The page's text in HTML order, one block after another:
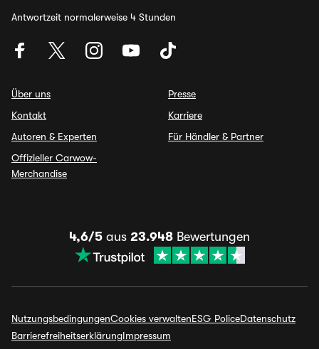
Antwortzeit normalerweise 4 Stunden
Über uns
Kontakt
Autoren & Experten
Offizieller Carwow-
Merchandise
Presse
Karriere
Für Händler & Partner
4,6/5 aus 23.948 Bewertungen
NutzungsbedingungenCookies verwaltenESG PoliceDatenschutz
BarrierefreiheitserklärungImpressum